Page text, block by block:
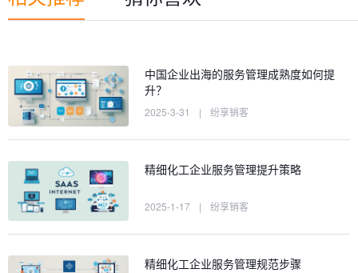
中国企业出海的服务管理成熟度如何提
升？
2025-3-31 | 纷享销客
精细化工企业服务管理提升策略
2025-1-17 | 纷享销客
精细化工企业服务管理规范步骤